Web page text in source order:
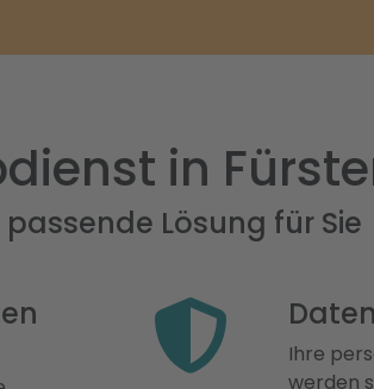
in
Lösung für Sie
Ihre
werden